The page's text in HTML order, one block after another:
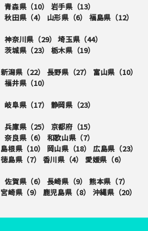
青森県（10） 岩手県（13）
秋田県（4） 山形県（6） 福島県（12）
神奈川県（29） 埼玉県（44）
茨城県（23） 栃木県（19）
新潟県（22） 長野県（27） 富山県（10）
福井県（10）
岐阜県（17） 静岡県（23）
兵庫県（25） 京都府（15）
奈良県（6） 和歌山県（7）
島根県（10） 岡山県（18） 広島県（23）
徳島県（7） 香川県（4） 愛媛県（6）
佐賀県（6） 長崎県（9） 熊本県（7）
宮崎県（9） 鹿児島県（8） 沖縄県（20）